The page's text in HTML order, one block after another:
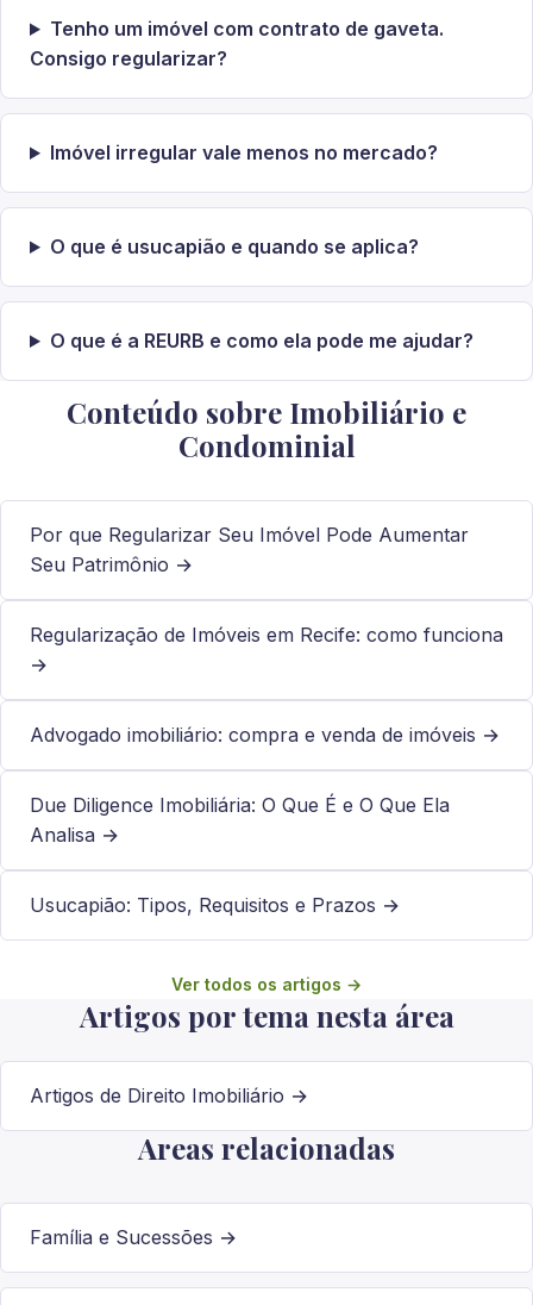
Tenho um imóvel com contrato de gaveta.
Consigo regularizar?
Imóvel irregular vale menos no mercado?
O que é usucapião e quando se aplica?
O que é a REURB e como ela pode me ajudar?
Conteúdo sobre Imobiliário e
Condominial
Por que Regularizar Seu Imóvel Pode Aumentar
Seu Patrimônio →
Regularização de Imóveis em Recife: como funciona
→
Advogado imobiliário: compra e venda de imóveis →
Due Diligence Imobiliária: O Que É e O Que Ela
Analisa →
Usucapião: Tipos, Requisitos e Prazos →
Ver todos os artigos →
Artigos por tema nesta área
Artigos de Direito Imobiliário →
Areas relacionadas
Família e Sucessões →